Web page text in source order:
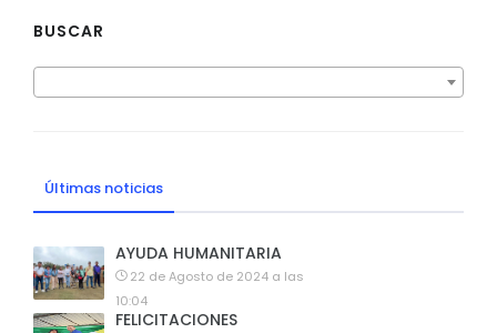
BUSCAR
Últimas noticias
AYUDA HUMANITARIA
22 de Agosto de 2024 a las
10:04
FELICITACIONES